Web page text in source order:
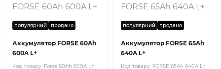
популярний продано
Аккумулятор FORSE 60Ah
600A L+
Код товару: Forse 60Ah 600A L+
популярний продано
Аккумулятор FORSE 65Ah
640A L+
Код товару: FORSE 65Ah 640A L+